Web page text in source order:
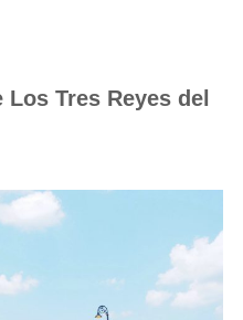
Los Tres Reyes del